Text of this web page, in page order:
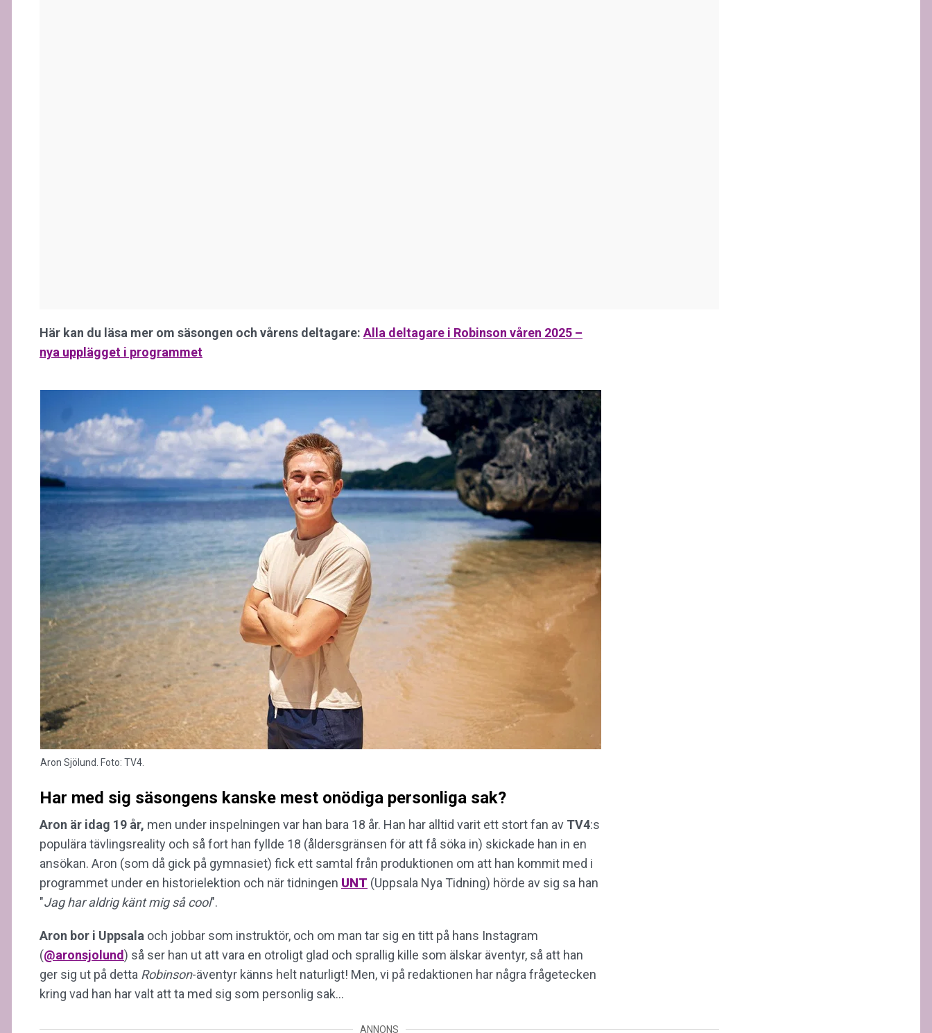
Här kan du läsa mer om säsongen och vårens deltagare: Alla deltagare i Robinson våren 2025 –
nya upplägget i programmet
Aron Sjölund. Foto: TV4.
Har med sig säsongens kanske mest onödiga personliga sak?
Aron är idag 19 år, men under inspelningen var han bara 18 år. Han har alltid varit ett stort fan av TV4:s
populära tävlingsreality och så fort han fyllde 18 (åldersgränsen för att få söka in) skickade han in en
ansökan. Aron (som då gick på gymnasiet) fick ett samtal från produktionen om att han kommit med i
programmet under en historielektion och när tidningen UNT (Uppsala Nya Tidning) hörde av sig sa han
"Jag har aldrig känt mig så cool".
Aron bor i Uppsala och jobbar som instruktör, och om man tar sig en titt på hans Instagram
(@aronsjolund) så ser han ut att vara en otroligt glad och sprallig kille som älskar äventyr, så att han
ger sig ut på detta Robinson-äventyr känns helt naturligt! Men, vi på redaktionen har några frågetecken
kring vad han har valt att ta med sig som personlig sak...
ANNONS